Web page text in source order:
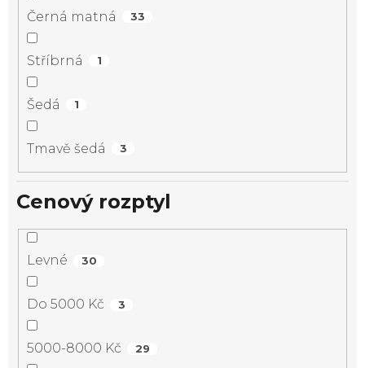
Černá matná 33
Stříbrná 1
Šedá 1
Tmavě šedá 3
Cenový rozptyl
Levné 30
Do 5000 Kč 3
5000-8000 Kč 29